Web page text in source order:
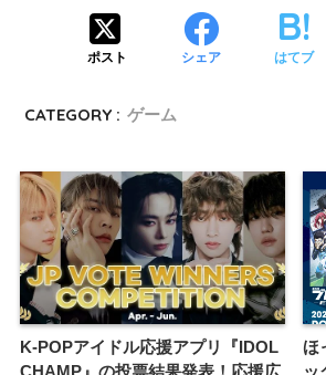
ポスト シェア はてブ
CATEGORY : ゲーム
K-POPアイドル応援アプリ『IDOL
ほ